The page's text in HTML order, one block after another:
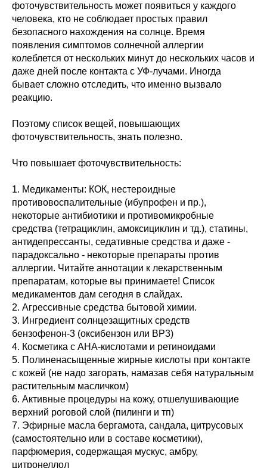
фоточувствительность может появиться у каждого
человека, кто не соблюдает простых правил
безопасного нахождения на солнце. Время
появления симптомов солнечной аллергии
колеблется от нескольких минут до нескольких часов и
даже дней после контакта с УФ-лучами. Иногда
бывает сложно отследить, что именно вызвало
реакцию.
Поэтому список вещей, повышающих
фоточувствительность, знать полезно.
Что повышает фоточувствительность:
1. Медикаменты: КОК, нестероидные
противовоспалительные (ибупрофен и пр.),
некоторые антибиотики и противомикробные
средства (тетрациклин, амоксициклин и тд.), статины,
антидепрессанты, седативные средства и даже -
парадоксально - некоторые препараты против
аллергии. Читайте аннотации к лекарственным
препаратам, которые вы принимаете! Список
медикаментов дам сегодня в слайдах.
2. Агрессивные средства бытовой химии.
3. Ингредиент солнцезащитных средств
бензофенон-3 (оксибензон или ВР3)
4. Косметика с АНА-кислотами и ретиноидами
5. Полиненасыщенные жирные кислоты при контакте
с кожей (не надо загорать, намазав себя натуральным
растительным масличком)
6. Активные процедуры на кожу, отшелушивающие
верхний роговой слой (пилинги и тп)
7. Эфирные масла бергамота, сандала, цитрусовых
(самостоятельно или в составе косметики),
парфюмерия, содержащая мускус, амбру,
цитронеллол